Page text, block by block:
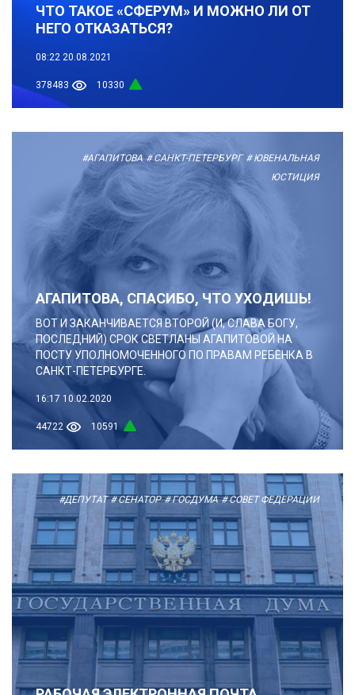
ЧТО ТАКОЕ «СФЕРУМ» И МОЖНО ЛИ ОТ
НЕГО ОТКАЗАТЬСЯ?
08:22 20.08.2021
378483 10330
#АГАПИТОВА # САНКТ-ПЕТЕРБУРГ # ЮВЕНАЛЬНАЯ
ЮСТИЦИЯ
АГАПИТОВА, СПАСИБО, ЧТО УХОДИШЬ!
ВОТ И ЗАКАНЧИВАЕТСЯ ВТОРОЙ (И, СЛАВА БОГУ,
ПОСЛЕДНИЙ) СРОК СВЕТЛАНЫ АГАПИТОВОЙ НА
ПОСТУ УПОЛНОМОЧЕННОГО ПО ПРАВАМ РЕБЕНКА В
САНКТ-ПЕТЕРБУРГЕ.
16:17 10.02.2020
44722 10591
#ДЕПУТАТ # СЕНАТОР # ГОСДУМА # СОВЕТ ФЕДЕРАЦИИ